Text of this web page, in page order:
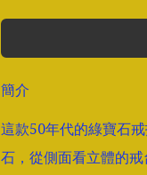
簡介
這款50年代的綠寶石
石，從側面看立體的